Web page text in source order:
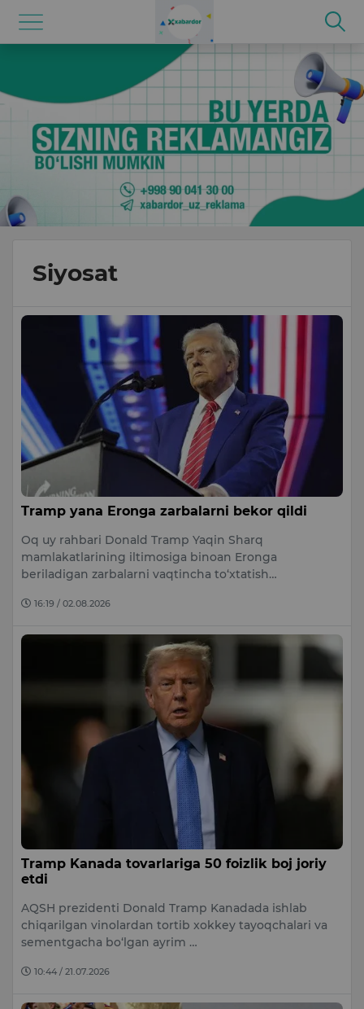
Siyosat
Tramp yana Eronga zarbalarni bekor qildi
Oq uy rahbari Donald Tramp Yaqin Sharq
mamlakatlarining iltimosiga binoan Eronga
beriladigan zarbalarni vaqtincha to‘xtatish…
16:19 / 02.08.2026
Tramp Kanada tovarlariga 50 foizlik boj joriy
etdi
AQSH prezidenti Donald Tramp Kanadada ishlab
chiqarilgan vinolardan tortib xokkey tayoqchalari va
sementgacha bo‘lgan ayrim …
10:44 / 21.07.2026